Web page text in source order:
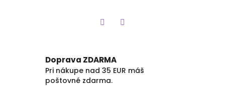
Doprava ZDARMA
Pri nákupe nad 35 EUR máš
poštovné zdarma.